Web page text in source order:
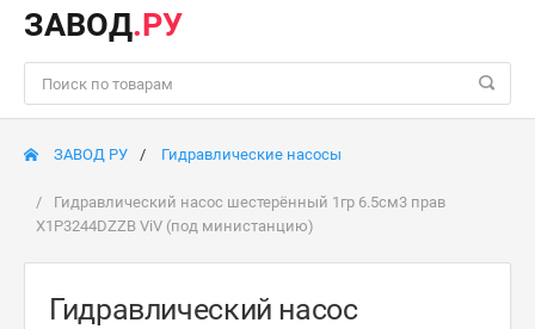
ЗАВОД.РУ
ЗАВОД РУ Гидравлические насосы
Гидравлический насос шестерённый 1гр 6.5см3 прав
X1P3244DZZB ViV (под министанцию)
Гидравлический насос